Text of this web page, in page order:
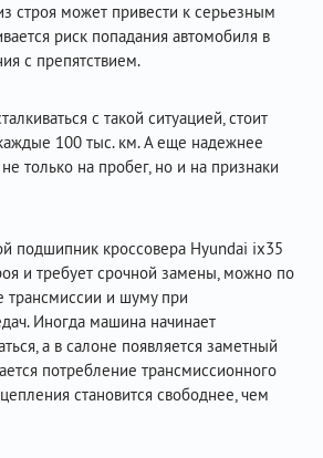
строя может привести к серьезным
риск попадания автомобиля в
с препятствием.
с такой ситуацией, стоит
100 тыс. км. А еще надежнее
только на пробег, но и на признаки
подшипник кроссовера Hyundai ix35
и требует срочной замены, можно по
трансмиссии и шуму при
Иногда машина начинает
а в салоне появляется заметный
потребление трансмиссионного
становится свободнее, чем